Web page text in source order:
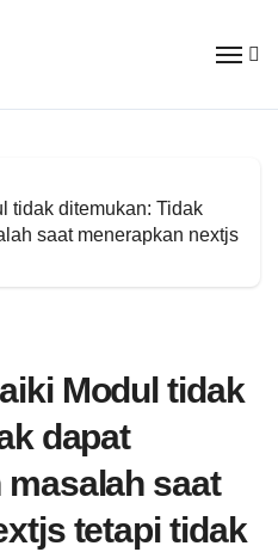
tidak ditemukan: Tidak
saat menerapkan nextjs
Modul tidak
dapat
saat
tetapi tidak